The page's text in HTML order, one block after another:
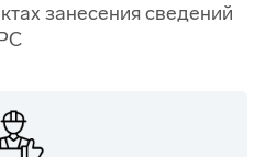
занесения сведений